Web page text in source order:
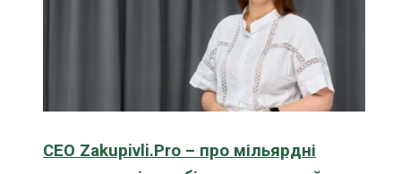
CEO Zakupivli.Pro – про мільярдні